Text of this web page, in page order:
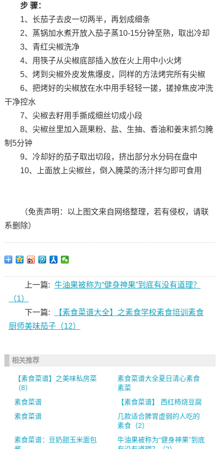
步 骤：
1、长茄子去皮一切两半，再划成细条
2、蒸锅加水煮开放入茄子蒸10-15分钟至熟，取出冷却
3、青红尖椒洗净
4、用筷子从尖椒底部插入放在火上用中小火烤
5、烤到尖椒外皮发焦爆皮，同样的方法烤完所有尖椒
6、把烤好的尖椒放在水中用手轻轻一搓，搓掉焦皮冲洗
干净控水
7、尖椒去籽用手撕成细丝切成小段
8、尖椒丝里加入蔬果粉、盐、生抽、香油和姜末抓匀腌
制5分钟
9、冷却好的茄子取出切段，挤出部分水分码在盘中
10、上面放上尖椒丝，倒入腌菜的汤汁拌匀即可食用
（免责声明：以上图文来自网络整理，若有侵权，请联
系删除）
上一篇: 牛油果被称为“健身神果”到底有没有道理？
（1）
下一篇:
【素食菜谱大全】之素食学校素食培训素食
厨师美味茄子（12）
相关推荐
【素食菜谱】之美味私房菜
（8）
素食菜谱大全夏日清心素食
素菜
素食菜谱
【素食菜谱】 西红柿烧豆腐
素食菜谱
几款适合脾胃虚弱的人吃的
素食（2）
素食菜谱：豆奶甜玉米面包
牛油果被称为“健身神果”到底